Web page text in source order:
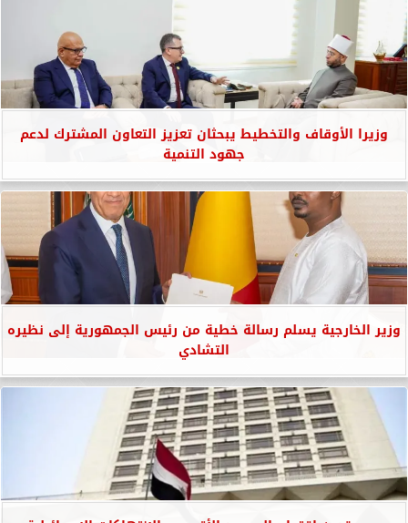
وزيرا الأوقاف والتخطيط يبحثان تعزيز التعاون المشترك لدعم
جهود التنمية
وزير الخارجية يسلم رسالة خطية من رئيس الجمهورية إلى نظيره
التشادي